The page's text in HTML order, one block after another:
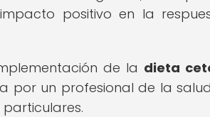
positivo en la
de la dieta
por un profesional de la